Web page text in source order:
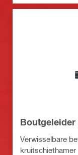
Boutgeleider
Verwisselbare
kruitschiethamer